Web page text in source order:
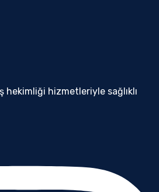
hekimliği hizmetleriyle sağlıklı